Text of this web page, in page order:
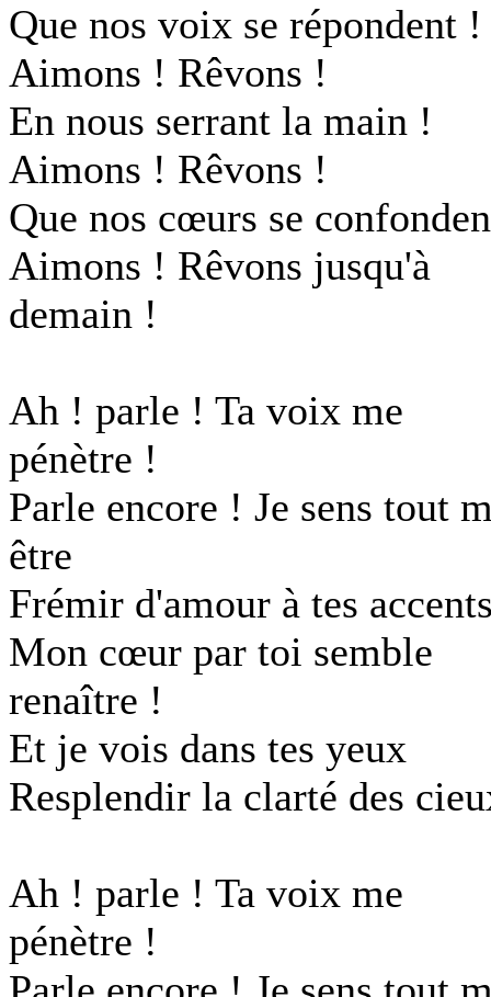
Que nos voix se répondent !
Aimons ! Rêvons !
En nous serrant la main !
Aimons ! Rêvons !
Que nos cœurs se
Aimons ! Rêvons jusqu'à
demain !
Ah ! parle ! Ta voix me
pénètre !
Parle encore ! Je sens tout
être
Frémir d'amour à tes
Mon cœur par toi semble
renaître !
Et je vois dans tes yeux
Resplendir la clarté des
Ah ! parle ! Ta voix me
pénètre !